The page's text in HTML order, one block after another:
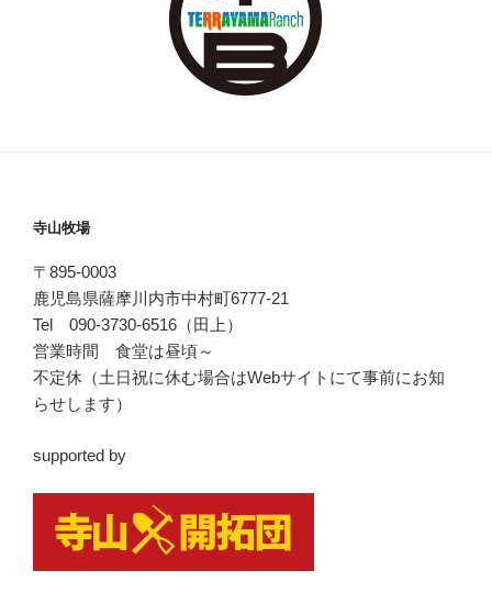
寺山牧場
〒895-0003
鹿児島県薩摩川内市中村町6777-21
Tel 090-3730-6516（田上）
営業時間 食堂は昼頃～
不定休（土日祝に休む場合はWebサイトにて事前にお知
らせします）
supported by